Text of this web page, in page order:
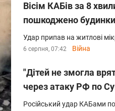
Вісім КАБів за 8
пошкоджено
Удар припав на житлові
6 серпня, 07:42 Війна
"Дітей не змогла
через атаку РФ по
Російський удар КАБами